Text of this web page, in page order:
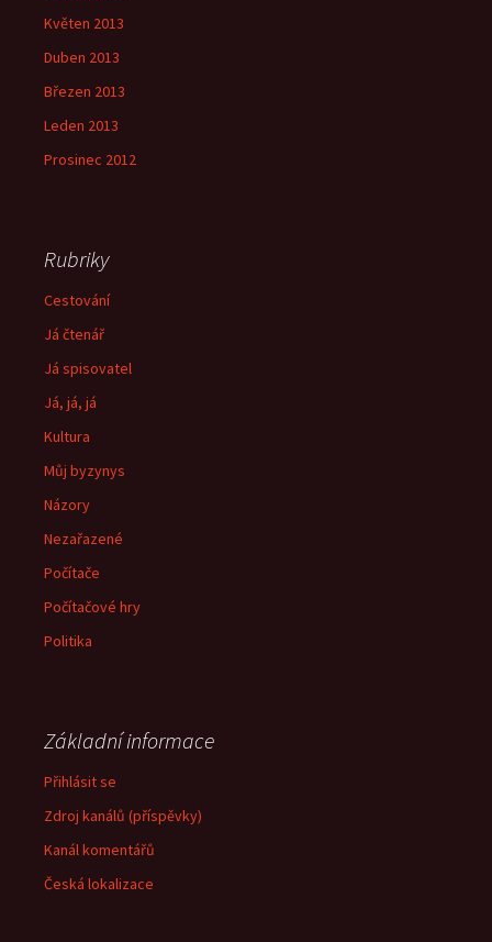
Květen 2013
Duben 2013
Březen 2013
Leden 2013
Prosinec 2012
Rubriky
Cestování
Já čtenář
Já spisovatel
Já, já, já
Kultura
Můj byzynys
Názory
Nezařazené
Počítače
Počítačové hry
Politika
Základní informace
Přihlásit se
Zdroj kanálů (příspěvky)
Kanál komentářů
Česká lokalizace